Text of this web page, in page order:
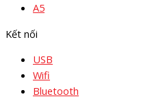
A5
Kết nối
USB
Wifi
Bluetooth